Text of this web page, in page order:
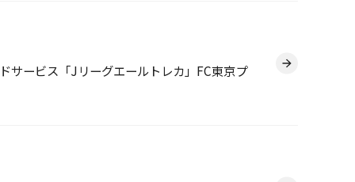
サービス「Jリーグエールトレカ」FC東京プ